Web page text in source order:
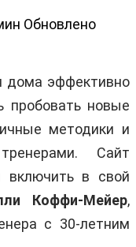
Обновлено
дома эффективно
пробовать новые
методики и
Сайт
включить в свой
Коффи-Мейер,
с 30-летним